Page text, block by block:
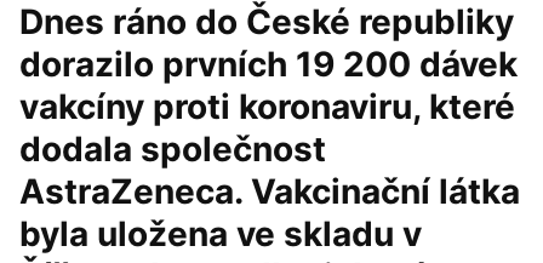
Dnes ráno do České republiky
dorazilo prvních 19 200 dávek
vakcíny proti koronaviru, které
dodala společnost
AstraZeneca. Vakcinační látka
byla uložena ve skladu v